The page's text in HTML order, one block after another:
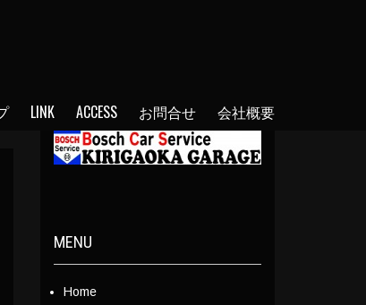
LINK ACCESS お問合せ 会社概要
MENU
Home